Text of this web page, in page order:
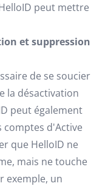
peut mettre
et suppression
de se soucier
la désactivation
peut également
d'Active
que HelloID ne
mais ne touche
exemple, un